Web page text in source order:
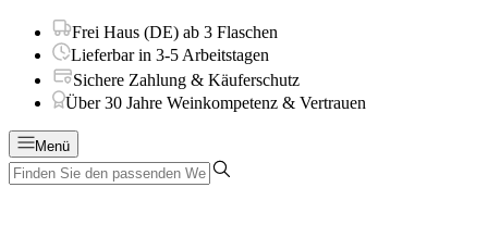
Frei Haus (DE) ab 3 Flaschen
Lieferbar in 3-5 Arbeitstagen
Sichere Zahlung & Käuferschutz
Über 30 Jahre Weinkompetenz & Vertrauen
Menü